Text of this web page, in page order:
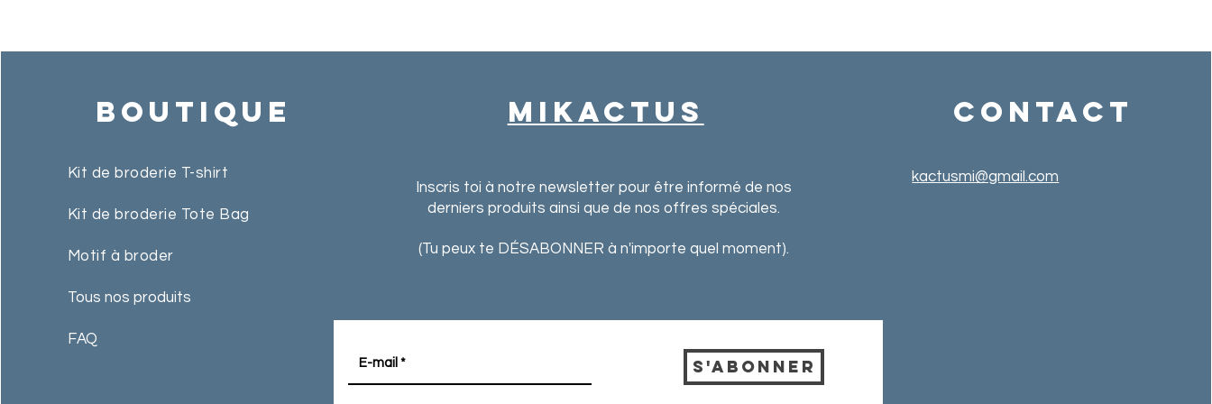
Boutique
Kit de broderie T-shirt
Kit de broderie Tote Bag
Motif à broder
Tous nos produits
FAQ
MIkactus Contact
kactusmi@gmail.com
S'abonner
Inscris toi à notre newsletter pour être informé de nos
derniers produits ainsi que de nos offres spéciales.
(Tu peux te DÉSABONNER à n'importe quel moment).